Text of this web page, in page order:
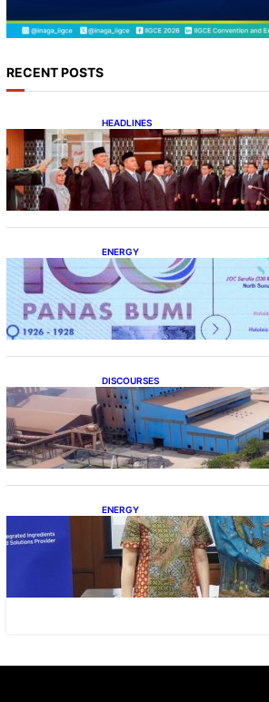
RECENT POSTS
HEADLINES
Lana Saria Dilantik
Geologi
ENERGY
Momentum 100 Tahun
Akselerasi Pertumbuhan
DISCOURSES
Manfaat Hilirisasi Belum
Perlu Kaji Ulang Skema
ENERGY
Dukung Operasional,
Implementasi Solusi